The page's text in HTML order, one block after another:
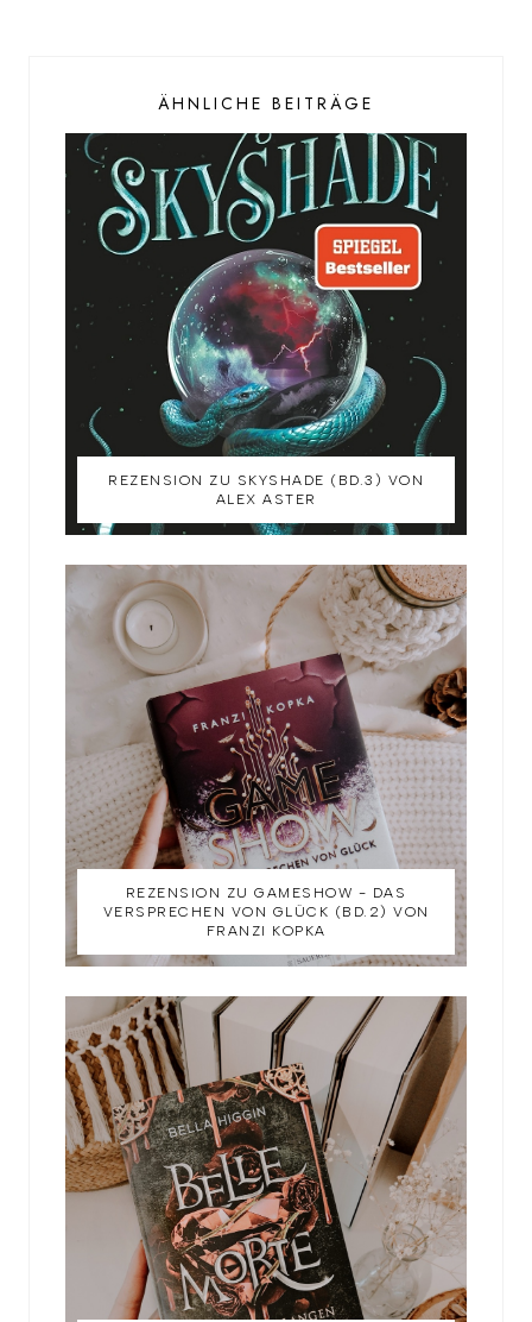
ÄHNLICHE BEITRÄGE
REZENSION ZU SKYSHADE (BD.3) VON
ALEX ASTER
REZENSION ZU GAMESHOW - DAS
VERSPRECHEN VON GLÜCK (BD.2) VON
FRANZI KOPKA